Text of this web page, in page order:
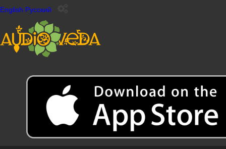
English Русский